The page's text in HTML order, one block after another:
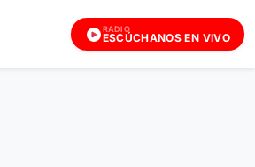
RADIO
ESCÚCHANOS EN VIVO